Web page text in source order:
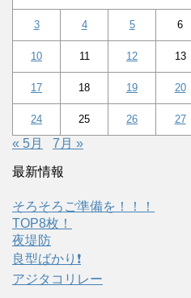
3 4 5 6
10 11 12 13
17 18 19 20
24 25 26 27
« 5月 7月 »
最新情報
そろそろご準備を！！！
TOP8枚！
夜堤防
良型ばかり❗️
アジタコリレー